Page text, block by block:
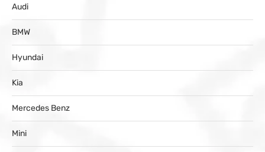
Audi
BMW
Hyundai
Kia
Mercedes Benz
Mini